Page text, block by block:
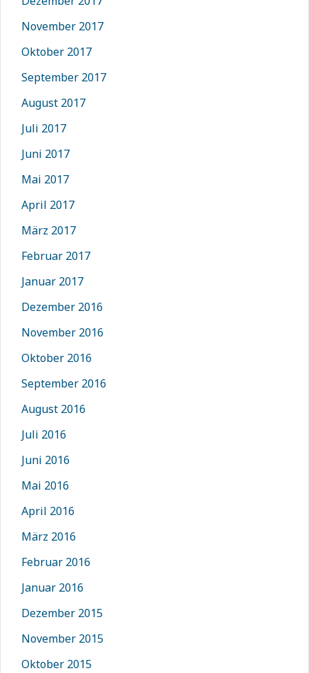
November 2017
Oktober 2017
September 2017
August 2017
Juli 2017
Juni 2017
Mai 2017
April 2017
März 2017
Februar 2017
Januar 2017
Dezember 2016
November 2016
Oktober 2016
September 2016
August 2016
Juli 2016
Juni 2016
Mai 2016
April 2016
März 2016
Februar 2016
Januar 2016
Dezember 2015
November 2015
Oktober 2015